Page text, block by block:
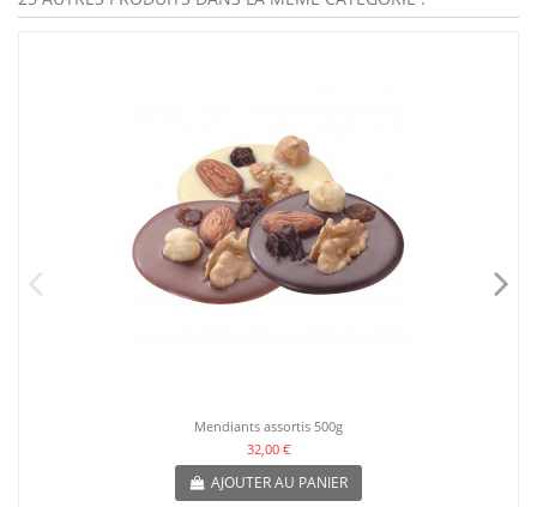
Mendiants assortis 500g
32,00 €
AJOUTER AU PANIER